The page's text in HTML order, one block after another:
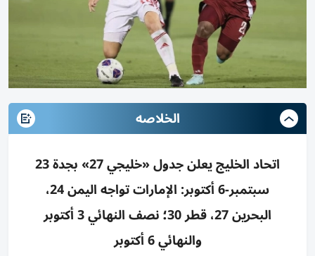
الخلاصه
اتحاد الخليج يعلن جدول «خليجي 27» بجدة 23
سبتمبر-6 أكتوبر: الإمارات تواجه اليمن 24،
البحرين 27، قطر 30؛ نصف النهائي 3 أكتوبر
والنهائي 6 أكتوبر